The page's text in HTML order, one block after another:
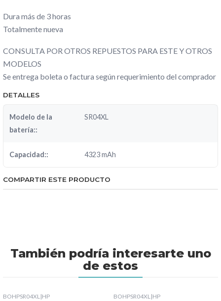
Dura más de 3 horas
Totalmente nueva
CONSULTA POR OTROS REPUESTOS PARA ESTE Y OTROS
MODELOS
Se entrega boleta o factura según requerimiento del comprador
DETALLES
Modelo de la
batería::
SR04XL
Capacidad:: 4323 mAh
COMPARTIR ESTE PRODUCTO
También podría interesarte uno
de estos
BOHPSR04XL|HP BOHPSR04XL|HP